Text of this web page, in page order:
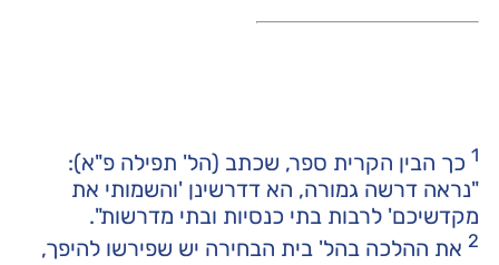
1 כך הבין הקרית ספר, שכתב (הל' תפילה פ"א):
"נראה דרשה גמורה, הא דדרשינן 'והשמותי את
מקדשיכם' לרבות בתי כנסיות ובתי מדרשות".
2את ההלכה בהל' בית הבחירה יש שפירשו להיפך,